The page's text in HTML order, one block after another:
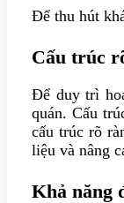
Để thu hút
Cấu trúc
Để duy trì
quán. Cấu
cấu trúc rõ
liệu và nâng
Khả năng